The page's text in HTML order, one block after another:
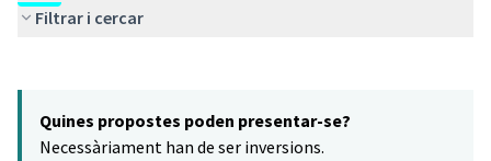
Filtrar i cercar
−
Quines propostes poden presentar-se?
Necessàriament han de ser inversions.